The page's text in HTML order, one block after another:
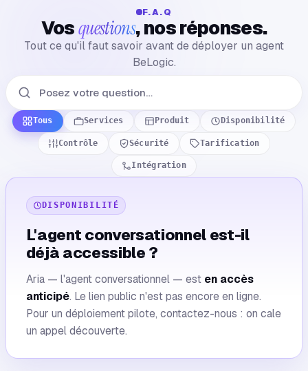
F.A.Q
Vosquestions, nos réponses.
Tout ce qu'il faut savoir avant de déployer un agent
BeLogic.
Tous Services Produit Disponibilité
Contrôle Sécurité Tarification
Intégration
DISPONIBILITÉ
L'agent conversationnel est-il
déjà accessible ?
Aria — l'agent conversationnel — est en accès
anticipé. Le lien public n'est pas encore en ligne.
Pour un déploiement pilote, contactez-nous : on cale
un appel découverte.
Est-ce un chatbot ou une application métier ?
L'agent conversationnel est-il déjà accessible ?